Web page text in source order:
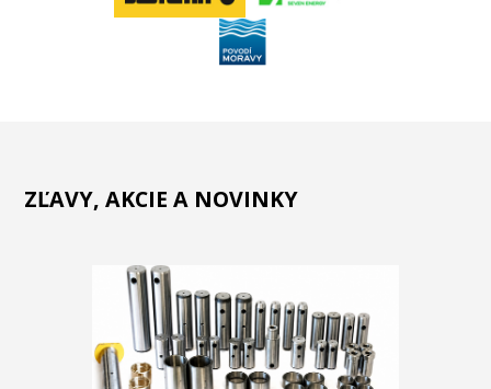
ZĽAVY, AKCIE A NOVINKY